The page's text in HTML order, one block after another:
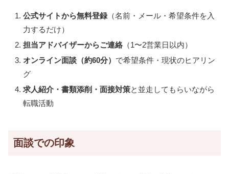
公式サイトから無料登録（名前・メール・希望条件を入
力するだけ）
担当アドバイザーからご連絡（1〜2営業日以内）
オンライン面談（約60分） で希望条件・現状のヒアリン
グ
求人紹介・書類添削・面接対策と並走してもらいながら
転職活動
面談での印象